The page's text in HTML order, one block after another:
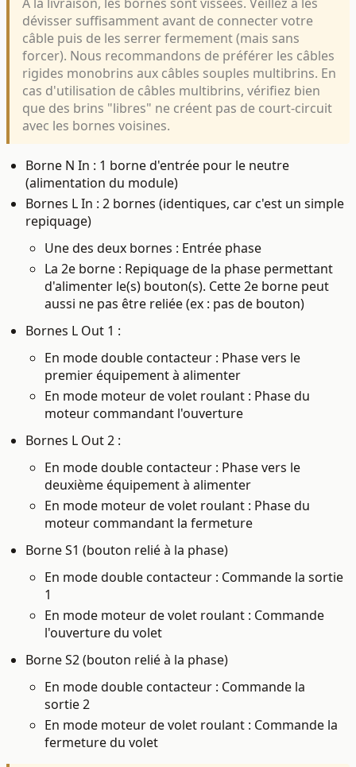
À la livraison, les bornes sont vissées. Veillez à les
dévisser suffisamment avant de connecter votre
câble puis de les serrer fermement (mais sans
forcer). Nous recommandons de préférer les câbles
rigides monobrins aux câbles souples multibrins. En
cas d'utilisation de câbles multibrins, vérifiez bien
que des brins "libres" ne créent pas de court-circuit
avec les bornes voisines.
Borne N In : 1 borne d'entrée pour le neutre
(alimentation du module)
Bornes L In : 2 bornes (identiques, car c'est un simple
repiquage)
Une des deux bornes : Entrée phase
La 2e borne : Repiquage de la phase permettant
d'alimenter le(s) bouton(s). Cette 2e borne peut
aussi ne pas être reliée (ex : pas de bouton)
Bornes L Out 1 :
En mode double contacteur : Phase vers le
premier équipement à alimenter
En mode moteur de volet roulant : Phase du
moteur commandant l'ouverture
Bornes L Out 2 :
En mode double contacteur : Phase vers le
deuxième équipement à alimenter
En mode moteur de volet roulant : Phase du
moteur commandant la fermeture
Borne S1 (bouton relié à la phase)
En mode double contacteur : Commande la sortie
1
En mode moteur de volet roulant : Commande
l'ouverture du volet
Borne S2 (bouton relié à la phase)
En mode double contacteur : Commande la
sortie 2
En mode moteur de volet roulant : Commande la
fermeture du volet